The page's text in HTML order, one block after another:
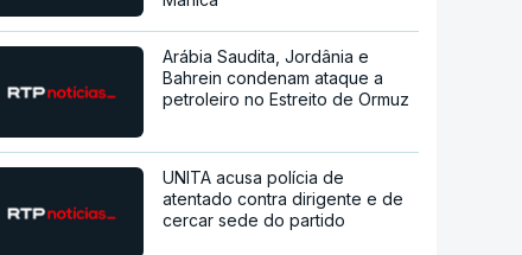
Arábia Saudita, Jordânia e
Bahrein condenam ataque a
petroleiro no Estreito de Ormuz
UNITA acusa polícia de
atentado contra dirigente e de
cercar sede do partido